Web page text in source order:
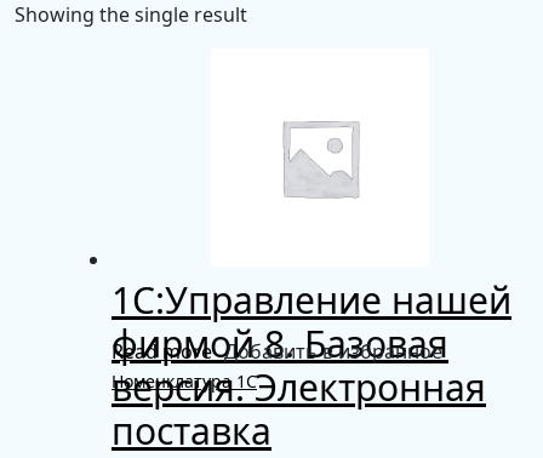
Showing the single result
1С:Управление нашей
фирмой 8. Базовая
версия. Электронная
поставка
Read more Добавить в избранное
Номенклатура 1С